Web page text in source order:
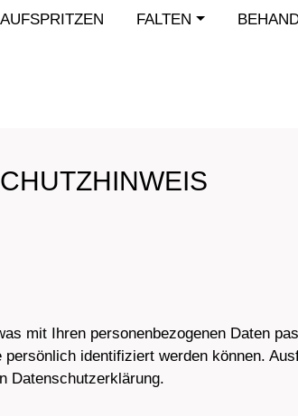
FALTEN
mit Ihren personenbezogenen Daten
identifiziert werden können.
Datenschutzerklärung.